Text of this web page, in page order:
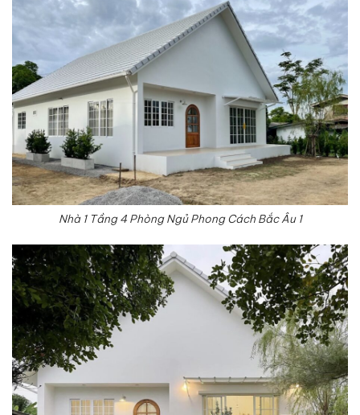
Nhà 1 Tầng 4 Phòng Ngủ Phong Cách Bắc Âu 1